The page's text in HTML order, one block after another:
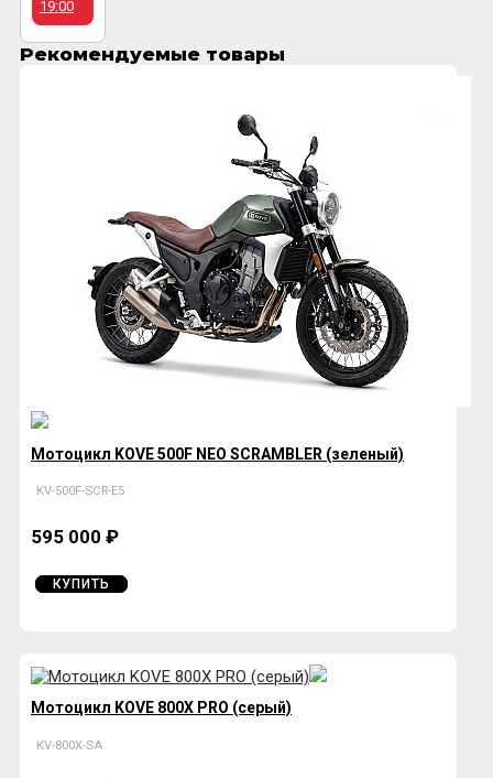
19:00
Рекомендуемые товары
Мотоцикл KOVE 500F NEO SCRAMBLER (зеленый)
KV-500F-SCR-E5
595 000 ₽
КУПИТЬ
Мотоцикл KOVE 800X PRO (серый)
KV-800X-SA